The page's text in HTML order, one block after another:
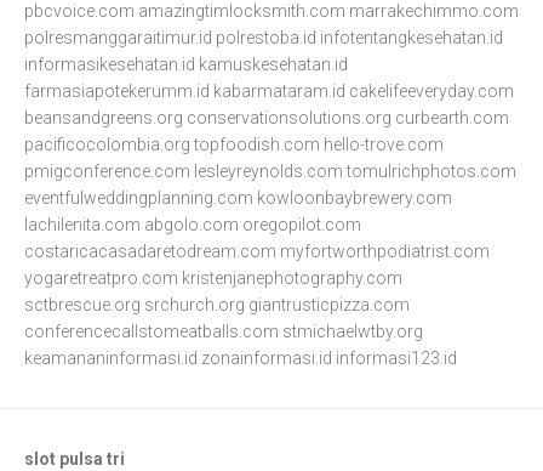
pbcvoice.com amazingtimlocksmith.com marrakechimmo.com
polresmanggaraitimur.id polrestoba.id infotentangkesehatan.id
informasikesehatan.id kamuskesehatan.id
farmasiapotekerumm.id kabarmataram.id cakelifeeveryday.com
beansandgreens.org conservationsolutions.org curbearth.com
pacificocolombia.org topfoodish.com hello-trove.com
pmigconference.com lesleyreynolds.com tomulrichphotos.com
eventfulweddingplanning.com kowloonbaybrewery.com
lachilenita.com abgolo.com oregopilot.com
costaricacasadaretodream.com myfortworthpodiatrist.com
yogaretreatpro.com kristenjanephotography.com
sctbrescue.org srchurch.org giantrusticpizza.com
conferencecallstomeatballs.com stmichaelwtby.org
keamananinformasi.id zonainformasi.id informasi123.id
slot pulsa tri